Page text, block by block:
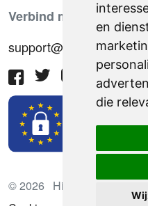
en
die
Verbind met ons
© 2026 Hiring Notes.